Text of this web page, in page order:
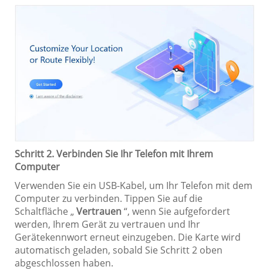
Schritt 2. Verbinden Sie Ihr Telefon mit Ihrem
Computer
Verwenden Sie ein USB-Kabel, um Ihr Telefon mit dem
Computer zu verbinden. Tippen Sie auf die
Schaltfläche „Vertrauen“, wenn Sie aufgefordert
werden, Ihrem Gerät zu vertrauen und Ihr
Gerätekennwort erneut einzugeben. Die Karte wird
automatisch geladen, sobald Sie Schritt 2 oben
abgeschlossen haben.